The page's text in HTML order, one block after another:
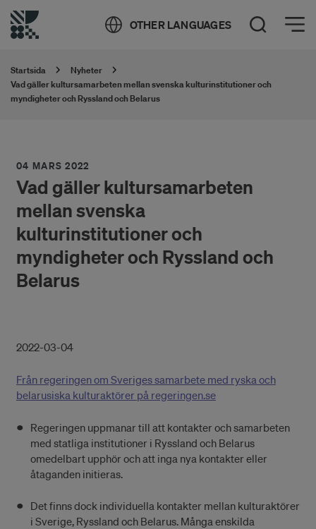
OTHER LANGUAGES Öppna sök
Öppna meny
Startsida
Nyheter
Vad gäller kultursamarbeten mellan svenska kulturinstitutioner och
myndigheter och Ryssland och Belarus
04 MARS 2022
Vad gäller kultursamarbeten
mellan svenska
kulturinstitutioner och
myndigheter och Ryssland och
Belarus
2022-03-04
Från regeringen om Sveriges samarbete med ryska och
belarusiska kulturaktörer på regeringen.se
Regeringen uppmanar till att kontakter och samarbeten
med statliga institutioner i Ryssland och Belarus
omedelbart upphör och att inga nya kontakter eller
åtaganden initieras.
Det finns dock individuella kontakter mellan kulturaktörer
i Sverige, Ryssland och Belarus. Många enskilda